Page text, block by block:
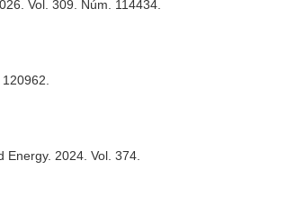
Vol. 309. Núm. 114434.
Energy. 2024. Vol. 374.